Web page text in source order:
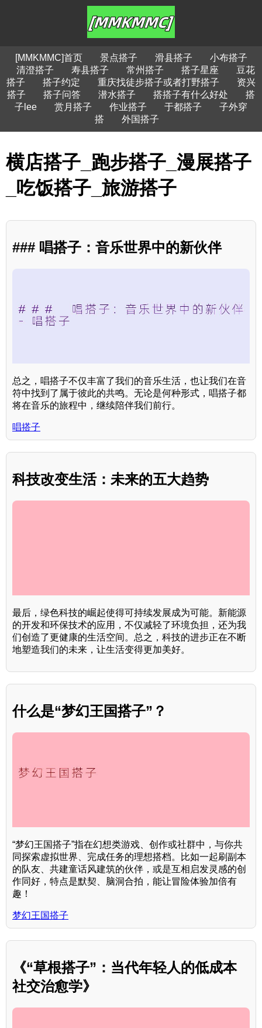
[MMKMMC]首页 景点搭子 滑县搭子
小布搭子
清澄搭子
寿县搭子 常州搭子 搭子星座
豆花
搭子
搭子约定 重庆找徒步搭子或者打野搭子
资兴
搭子
搭子问答 潜水搭子 搭搭子有什么好处
搭
子lee
赏月搭子 作业搭子 于都搭子
子外穿
搭
外国搭子
横店搭子_跑步搭子_漫展搭子
_吃饭搭子_旅游搭子
### 唱搭子：音乐世界中的新伙伴
总之，唱搭子不仅丰富了我们的音乐生活，也让我们在音
符中找到了属于彼此的共鸣。无论是何种形式，唱搭子都
将在音乐的旅程中，继续陪伴我们前行。
唱搭子
科技改变生活：未来的五大趋势
最后，绿色科技的崛起使得可持续发展成为可能。新能源
的开发和环保技术的应用，不仅减轻了环境负担，还为我
们创造了更健康的生活空间。总之，科技的进步正在不断
地塑造我们的未来，让生活变得更加美好。
什么是“梦幻王国搭子”？
“梦幻王国搭子”指在幻想类游戏、创作或社群中，与你共
同探索虚拟世界、完成任务的理想搭档。比如一起刷副本
的队友、共建童话风建筑的伙伴，或是互相启发灵感的创
作同好，特点是默契、脑洞合拍，能让冒险体验加倍有
趣！
梦幻王国搭子
《“草根搭子”：当代年轻人的低成本
社交治愈学》